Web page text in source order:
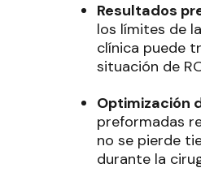
Resultados
los límites de
clínica puede
situación de
Optimización
preformadas
no se pierde
durante la